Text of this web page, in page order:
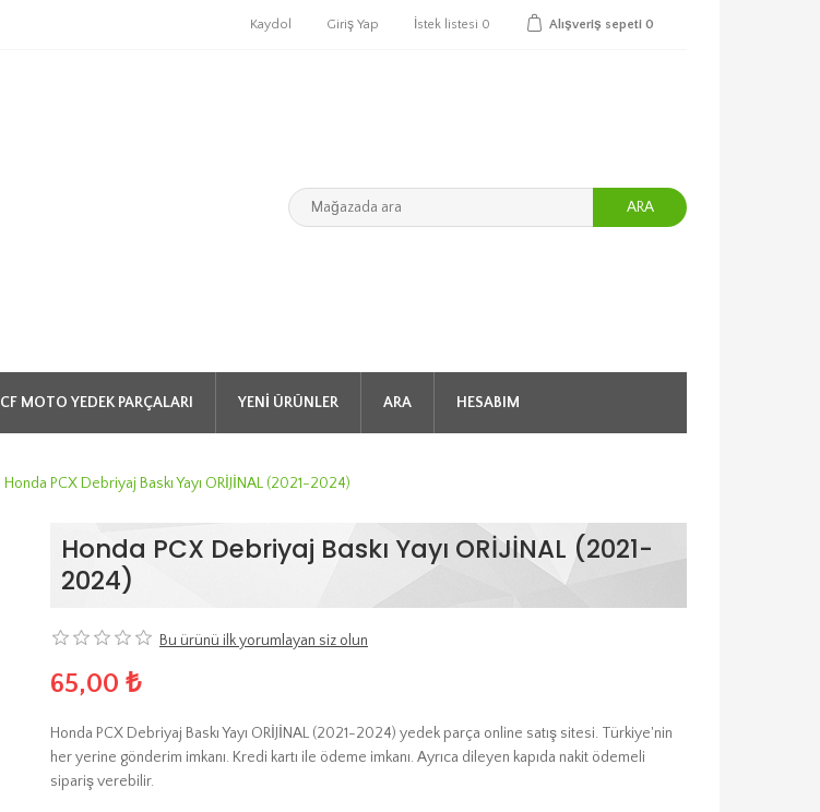
Kaydol Giriş Yap İstek listesi 0 Alışveriş sepeti 0
ARA
CF MOTO YEDEK PARÇALARI YENI ÜRÜNLER ARA HESABIM
Honda PCX Debriyaj Baskı Yayı ORİJİNAL (2021-2024)
Honda PCX Debriyaj Baskı Yayı ORİJİNAL (2021-
2024)
Bu ürünü ilk yorumlayan siz olun
65,00 ₺
Honda PCX Debriyaj Baskı Yayı ORİJİNAL (2021-2024) yedek parça online satış sitesi. Türkiye'nin
her yerine gönderim imkanı. Kredi kartı ile ödeme imkanı. Ayrıca dileyen kapıda nakit ödemeli
sipariş verebilir.